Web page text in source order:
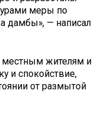
меры по
дамбы», — написал
местным жителям и
и спокойствие,
от размытой